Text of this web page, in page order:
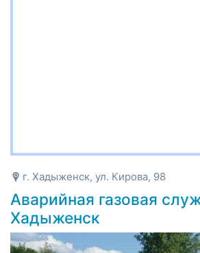
г. Хадыженск, ул. Кирова, 98
Аварийная газовая
Хадыженск